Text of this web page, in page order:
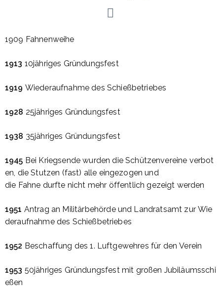
1909 Fahnenweihe
1913 10jähriges Gründungsfest
1919 Wiederaufnahme des Schießbetriebes
1928 25jähriges Gründungsfest
1938 35jähriges Gründungsfest
1945 Bei Kriegsende wurden dieSchützenvereine verbot
en, dieStutzen (fast) alle eingezogen und
die Fahne durfte nicht mehr öffentlich gezeigt werden
1951 Antrag an Militärbehördeund Landratsamt zur Wie
deraufnahmedes Schießbetriebes
1952 Beschaffung des 1. Luftgewehres für denVerein
1953 50jähriges Gründungsfest mit großen Jubiläumsschi
eßen